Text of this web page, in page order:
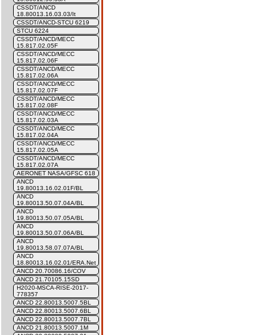
CSSDT/ANCD
18.80013.16.03.03/It
CSSDT/ANCD-STCU 6219
STCU 6224
CSSDT/ANCD/MECC
15.817.02.05F
CSSDT/ANCD/MECC
15.817.02.06F
CSSDT/ANCD/MECC
15.817.02.06A
CSSDT/ANCD/MECC
15.817.02.07F
CSSDT/ANCD/MECC
15.817.02.08F
CSSDT/ANCD/MECC
15.817.02.03A
CSSDT/ANCD/MECC
15.817.02.04A
CSSDT/ANCD/MECC
15.817.02.05A
CSSDT/ANCD/MECC
15.817.02.07A
AERONET NASA/GFSC 618
ANCD
19.80013.16.02.01F/BL
ANCD
19.80013.50.07.04A/BL
ANCD
19.80013.50.07.05A/BL
ANCD
19.80013.50.07.06A/BL
ANCD
19.80013.58.07.07A/BL
ANCD
18.80013.16.02.01/ERA.Net
ANCD 20.70086.16/COV
ANCD 21.70105.15SD
H2020-MSCA-RISE-2017-
778357
ANCD 22.80013.5007.5BL
ANCD 22.80013.5007.6BL
ANCD 22.80013.5007.7BL
ANCD 21.80013.5007.1M